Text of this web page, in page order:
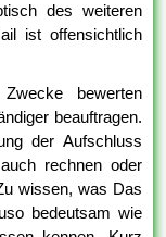
des weiteren
ist offensichtlich
bewerten
beauftragen.
der Aufschluss
rechnen oder
wissen, was Das
bedeutsam wie